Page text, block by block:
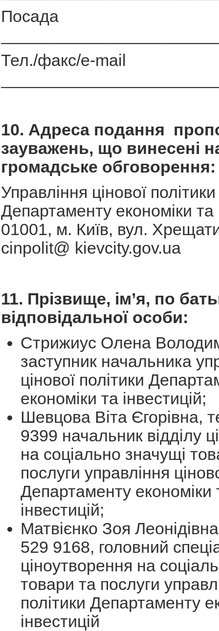
Посада
Тел./факс/e-mail
10. Адреса подання
зауважень, що винесені
громадське обговорення:
Управління цінової політики
Департаменту економіки та
01001, м. Київ, вул.
cinpolit@ kievcity.gov.ua
11. Прізвище, ім’я, по
відповідальної особи:
Стрижиус Олена
заступник начальника
цінової політики
економіки та інвестицій;
Шевцова Віта Єгорівна,
9399 начальник відділу
на соціально значущі
послуги управління
Департаменту економіки
інвестицій;
Матвієнко Зоя
529 9168, головний
ціноутворення на
товари та послуги
політики Департаменту
інвестицій